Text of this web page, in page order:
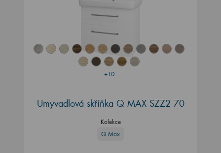
+10
Umyvadlová skříňka Q MAX SZZ2 70
Kolekce
Q Max